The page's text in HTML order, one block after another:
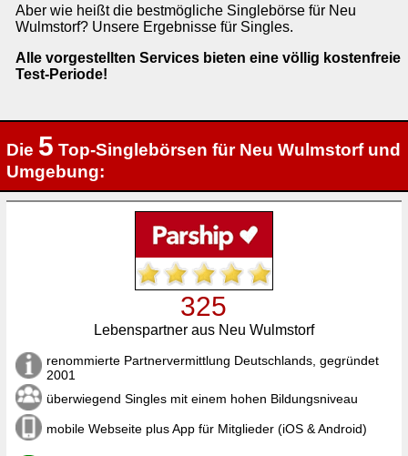
Aber wie heißt die bestmögliche Singlebörse für Neu
Wulmstorf? Unsere Ergebnisse für Singles.
Alle vorgestellten Services bieten eine völlig kostenfreie
Test-Periode!
Die 5 Top-Singlebörsen für Neu Wulmstorf und
Umgebung:
325
Lebenspartner aus Neu Wulmstorf
renommierte Partnervermittlung Deutschlands, gegründet
2001
überwiegend Singles mit einem hohen Bildungsniveau
mobile Webseite plus App für Mitglieder (iOS & Android)